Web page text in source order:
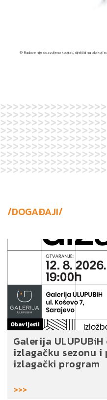
© Radove nije dozvoljeno kopirati, dijeliti ili na bilo koji
/DOGAĐAJI/
Obavijesti
Galerija
izlagačku sezonu
izlagački program
>>>